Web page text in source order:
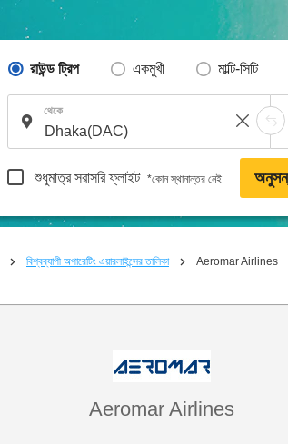
রাউন্ড ট্রিপ একমুখী মাল্টি-সিটি
থেকে
শুধুমাত্র সরাসরি ফ্লাইট *কোন স্থানান্তর নেই
বিশ্বব্যাপী অপারেটিং এয়ারলাইন্সের তালিকা Aeromar Airlines
Aeromar Airlines